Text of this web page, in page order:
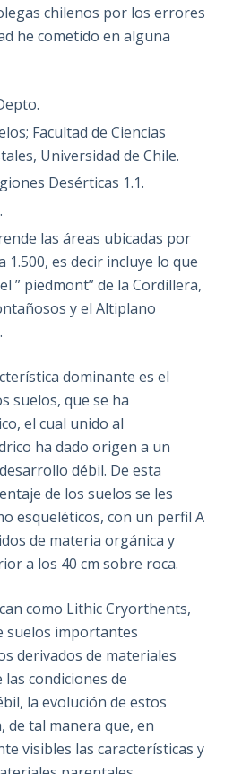
chilenos por los errores
he cometido en alguna
Facultad de Ciencias
Universidad de Chile.
Desérticas 1.1.
las áreas ubicadas por
1.500, es decir incluye lo que
” piedmont” de la Cordillera,
y el Altiplano
dominante es el
suelos, que se ha
el cual unido al
ha dado origen a un
débil. De esta
de los suelos se les
esqueléticos, con un perfil A
de materia orgánica y
a los 40 cm sobre roca.
como Lithic Cryorthents,
suelos importantes
derivados de materiales
las condiciones de
la evolución de estos
de tal manera que, en
visibles las características y